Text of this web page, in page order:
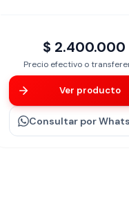
$ 2.400.000
Precio efectivo o
Ver producto
Consultar por